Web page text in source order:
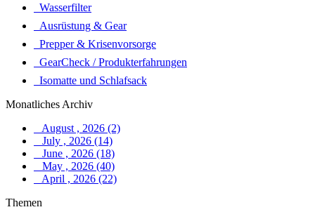
Wasserfilter
Ausrüstung & Gear
Prepper & Krisenvorsorge
GearCheck / Produkterfahrungen
Isomatte und Schlafsack
Monatliches Archiv
August , 2026 (2)
July , 2026 (14)
June , 2026 (18)
May , 2026 (40)
April , 2026 (22)
Themen